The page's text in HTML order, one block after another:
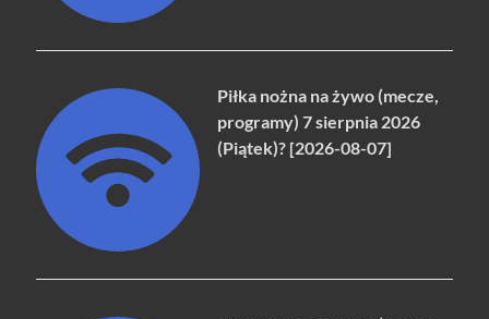
Piłka nożna na żywo (mecze,
programy) 7 sierpnia 2026
(Piątek)? [2026-08-07]